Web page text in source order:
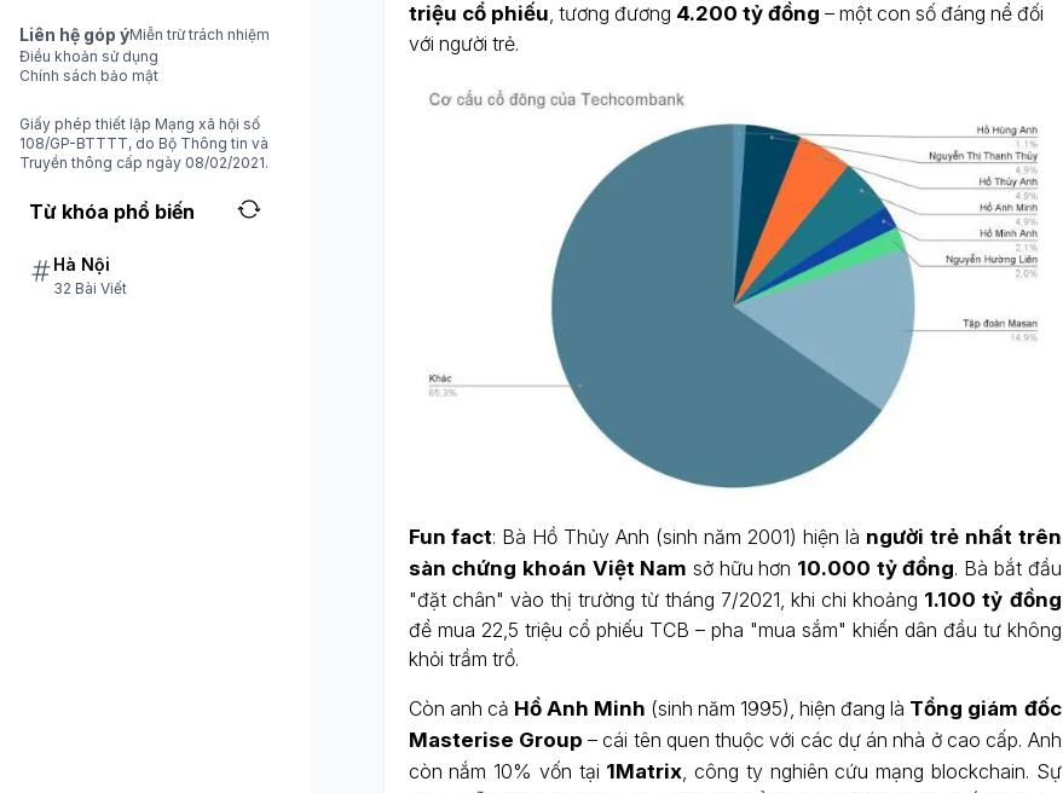
Liên hệ góp ýMiễn trừ trách nhiệm
Điều khoản sử dụng
Chính sách bảo mật
Giấy phép thiết lập Mạng xã hội số
108/GP-BTTTT, do Bộ Thông tin và
Truyền thông cấp ngày 08/02/2021.
Từ khóa phổ biến
Hà Nội
32 Bài Viết
triệu cổ phiếu, tương đương 4.200 tỷ đồng – một con số đáng nể đối
với người trẻ.
Fun fact: Bà Hồ Thủy Anh (sinh năm 2001) hiện là người trẻ nhất trên
sàn chứng khoán Việt Nam sở hữu hơn 10.000 tỷ đồng. Bà bắt đầu
"đặt chân" vào thị trường từ tháng 7/2021, khi chi khoảng 1.100 tỷ đồng
để mua 22,5 triệu cổ phiếu TCB – pha "mua sắm" khiến dân đầu tư không
khỏi trầm trồ.
Còn anh cả Hồ Anh Minh (sinh năm 1995), hiện đang là Tổng giám đốc
Masterise Group – cái tên quen thuộc với các dự án nhà ở cao cấp. Anh
còn nắm 10% vốn tại 1Matrix, công ty nghiên cứu mạng blockchain. Sự